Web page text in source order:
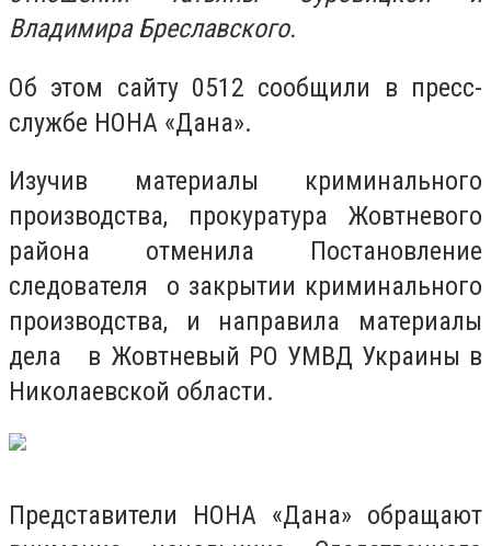
Владимира Бреславского.
Об этом сайту 0512 сообщили в пресс-
службе НОНА «Дана».
Изучив материалы криминального
производства, прокуратура Жовтневого
района отменила Постановление
следователя о закрытии криминального
производства, и направила материалы
дела в Жовтневый РО УМВД Украины в
Николаевской области.
Представители НОНА «Дана» обращают